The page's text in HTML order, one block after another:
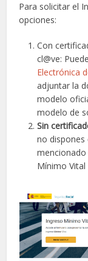
Para solicitar el
opciones:
Con
cl@ve:
Electrónica
adjuntar la
modelo
modelo de
Sin
no dispones
Mínimo